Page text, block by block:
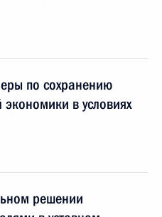
по сохранению
экономики в условиях
решении